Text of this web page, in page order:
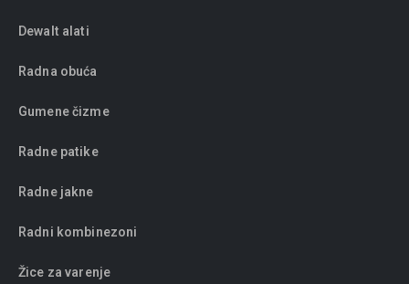
Dewalt alati
Radna obuća
Gumene čizme
Radne patike
Radne jakne
Radni kombinezoni
Žice za varenje